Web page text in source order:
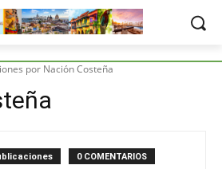
por Nación Costeña
0 COMENTARIOS